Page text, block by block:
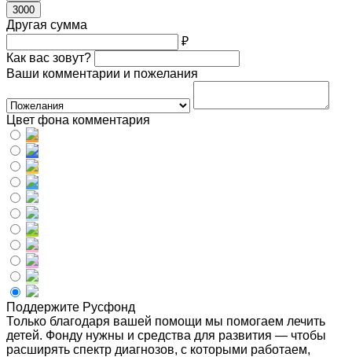
3000
Другая сумма
₽
Как вас зовут?
Ваши комментарии и пожелания
Цвет фона комментария
Поддержите Русфонд
Только благодаря вашей помощи мы помогаем лечить
детей. Фонду нужны и средства для развития — чтобы
расширять спектр диагнозов, с которыми работаем,